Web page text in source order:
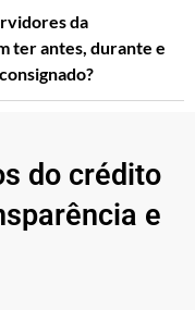
da
ter antes, durante e
do crédito
e